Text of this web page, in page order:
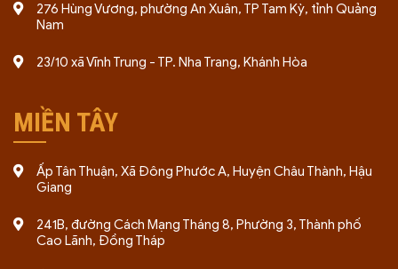
276 Hùng Vương, phường An Xuân, TP Tam Kỳ, tỉnh Quảng
Nam
23/10 xã Vĩnh Trung - TP. Nha Trang, Khánh Hòa
MIỀN TÂY
Ấp Tân Thuận, Xã Đông Phước A, Huyện Châu Thành, Hậu
Giang
241B, đường Cách Mạng Tháng 8, Phường 3, Thành phố
Cao Lãnh, Đồng Tháp